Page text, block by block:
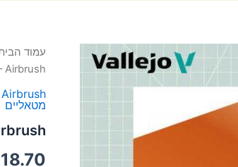
עמוד
Airbrush
מטאליים
18.70
כמות
של
Metal
Ancient
-